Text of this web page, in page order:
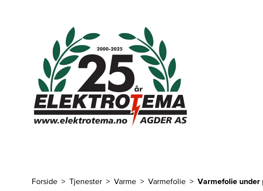
Forside Tjenester Varme Varmefolie Varmefolie under